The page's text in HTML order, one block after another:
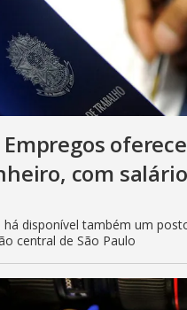
com
há disponível também um
central de São Paulo